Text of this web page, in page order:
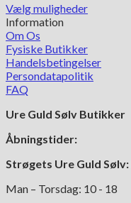
Vælg muligheder
Dette
vare
har
flere
varianter.
Mulighederne
vælges
varesiden
Information
Om Os
Fysiske Butikker
Handelsbetingelser
Persondatapolitik
FAQ
Ure Guld Sølv Butikker
Åbningstider:
Strøgets Ure Guld Sølv:
Man – Torsdag: 10 - 18